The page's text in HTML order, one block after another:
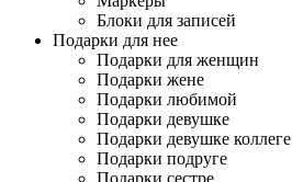
Блоки для записей
Подарки для нее
Подарки для женщин
Подарки жене
Подарки любимой
Подарки девушке
Подарки девушке коллеге
Подарки подруге
Подарки сестре